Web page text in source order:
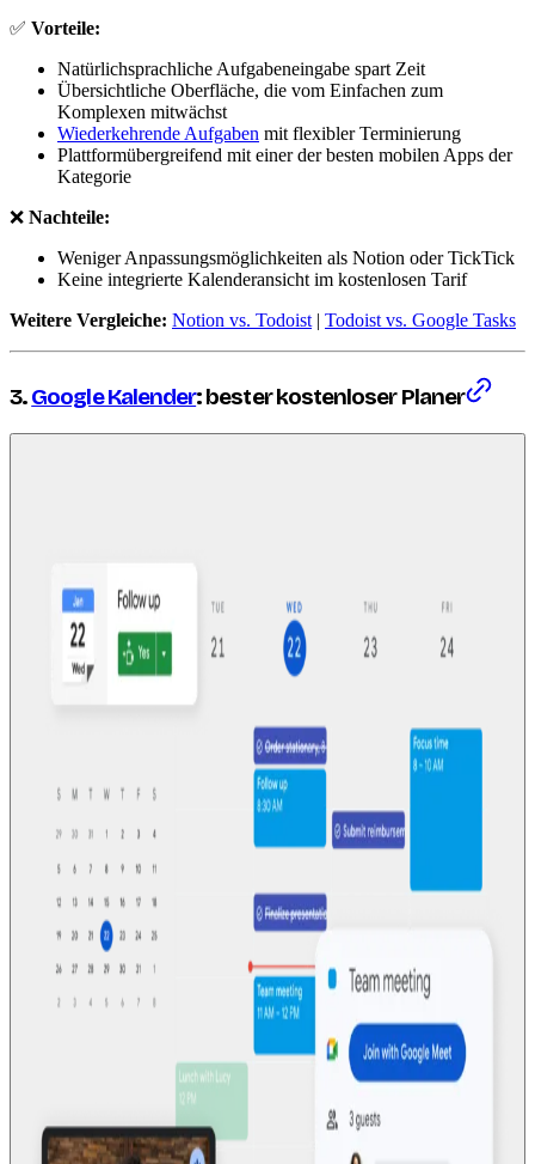
✅ Vorteile:
Natürlichsprachliche Aufgabeneingabe spart Zeit
Übersichtliche Oberfläche, die vom Einfachen zum
Komplexen mitwächst
Wiederkehrende Aufgaben mit flexibler Terminierung
Plattformübergreifend mit einer der besten mobilen Apps der
Kategorie
❌ Nachteile:
Weniger Anpassungsmöglichkeiten als Notion oder TickTick
Keine integrierte Kalenderansicht im kostenlosen Tarif
Weitere Vergleiche: Notion vs. Todoist| Todoist vs. Google Tasks
3.Google Kalender: bester kostenloser Planer